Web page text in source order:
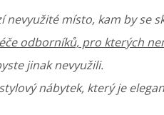
nevyužité místo, kam by
odborníků, pro kterých
jinak nevyužili.
nábytek, který je